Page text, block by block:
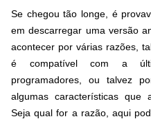
Se chegou tão longe, é
em descarregar uma versão
acontecer por várias razões,
é compatível com a
programadores, ou talvez
algumas características que
Seja qual for a razão, aqui